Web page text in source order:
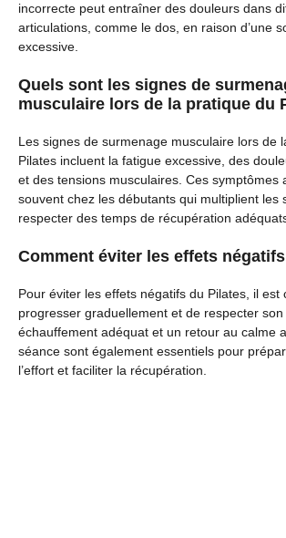
incorrecte peut entraîner des douleurs dans
articulations, comme le dos, en raison d’une
excessive.
Quels sont les signes de
musculaire lors de la pratique du
Les signes de surmenage musculaire lors de
Pilates incluent la fatigue excessive, des
et des tensions musculaires. Ces symptômes
souvent chez les débutants qui multiplient les
respecter des temps de récupération
Comment éviter les effets
Pour éviter les effets négatifs du Pilates, il est
progresser graduellement et de respecter son
échauffement adéquat et un retour au calme
séance sont également essentiels pour
l’effort et faciliter la récupération.